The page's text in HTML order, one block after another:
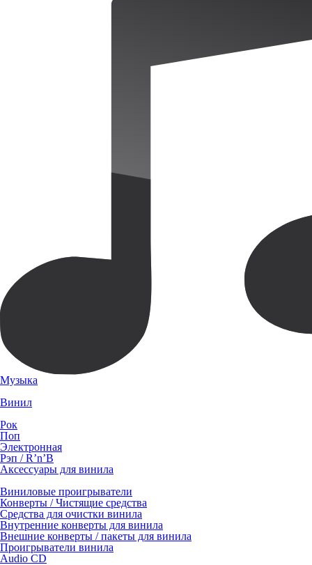
Музыка
Винил
Рок
Поп
Электронная
Рэп / R’n’B
Аксессуары для винила
Виниловые проигрыватели
Конверты / Чистящие средства
Средства для очистки винила
Внутренние конверты для винила
Внешние конверты / пакеты для винила
Проигрыватели винила
Audio CD